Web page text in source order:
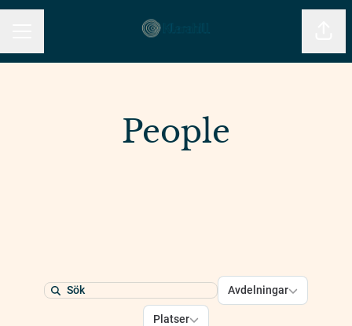
People
Search
Avdelningar
Avdelningar
Platser
Platser